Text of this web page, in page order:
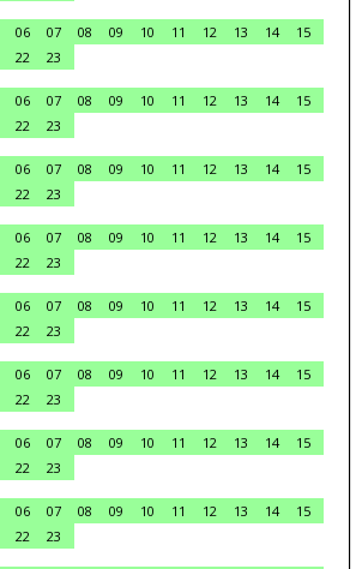
06 07 08 09 10 11 12 13 14
15
22
23
06 07 08 09 10 11 12 13 14
15
22
23
06 07 08 09 10 11 12 13 14
15
22
23
06 07 08 09 10 11 12 13 14
15
22
23
06 07 08 09 10 11 12 13 14
15
22
23
06 07 08 09 10 11 12 13 14
15
22
23
06 07 08 09 10 11 12 13 14
15
22
23
06 07 08 09 10 11 12 13 14
15
22
23